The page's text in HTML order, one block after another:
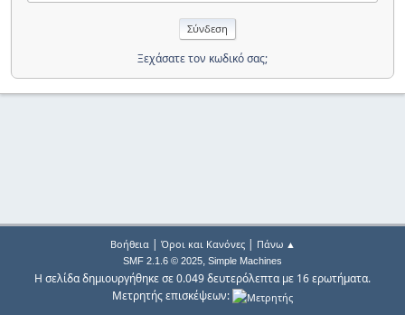
Ξεχάσατε τον κωδικό σας;
Βοήθεια| Όροι και Κανόνες| Πάνω ▲
SMF 2.1.6 © 2025, Simple Machines
Η σελίδα δημιουργήθηκε σε 0.049 δευτερόλεπτα με 16 ερωτήματα.
Μετρητής επισκέψεων: